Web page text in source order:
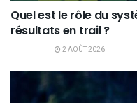
Quel est le rôle du
résultats en trail ?
2 AOÛT 2026